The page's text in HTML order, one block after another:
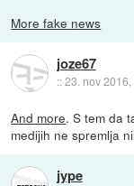
More fake news
joze67
::23. nov 2016,
And more. S tem da
medijih ne spremlja
jype